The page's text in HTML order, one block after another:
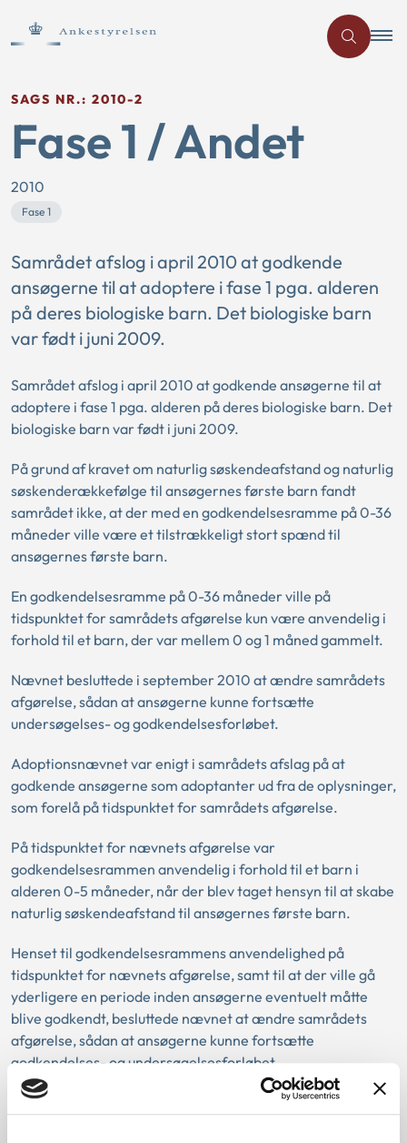
SAGS NR.: 2010-2
Fase 1 / Andet
2010
Fase 1
Samrådet afslog i april 2010 at godkende
ansøgerne til at adoptere i fase 1 pga. alderen
på deres biologiske barn. Det biologiske barn
var født i juni 2009.
Samrådet afslog i april 2010 at godkende ansøgerne til at
adoptere i fase 1 pga. alderen på deres biologiske barn. Det
biologiske barn var født i juni 2009.
På grund af kravet om naturlig søskendeafstand og naturlig
søskenderækkefølge til ansøgernes første barn fandt
samrådet ikke, at der med en godkendelsesramme på 0-36
måneder ville være et tilstrækkeligt stort spænd til
ansøgernes første barn.
En godkendelsesramme på 0-36 måneder ville på
tidspunktet for samrådets afgørelse kun være anvendelig i
forhold til et barn, der var mellem 0 og 1 måned gammelt.
Nævnet besluttede i september 2010 at ændre samrådets
afgørelse, sådan at ansøgerne kunne fortsætte
undersøgelses- og godkendelsesforløbet.
Adoptionsnævnet var enigt i samrådets afslag på at
godkende ansøgerne som adoptanter ud fra de oplysninger,
som forelå på tidspunktet for samrådets afgørelse.
På tidspunktet for nævnets afgørelse var
godkendelsesrammen anvendelig i forhold til et barn i
alderen 0-5 måneder, når der blev taget hensyn til at skabe
naturlig søskendeafstand til ansøgernes første barn.
Henset til godkendelsesrammens anvendelighed på
tidspunktet for nævnets afgørelse, samt til at der ville gå
yderligere en periode inden ansøgerne eventuelt måtte
blive godkendt, besluttede nævnet at ændre samrådets
afgørelse, sådan at ansøgerne kunne fortsætte
godkendelses- og undersøgelsesforløbet.
Adoptionsnævnet bemærkede, at afgørelsen var truffet